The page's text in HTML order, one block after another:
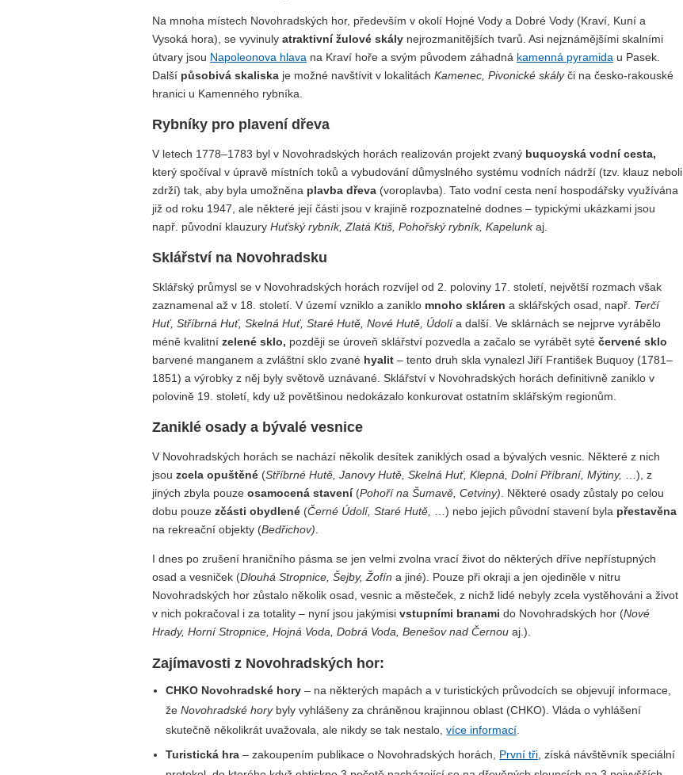
Na mnoha místech Novohradských hor, především v okolí Hojné Vody a Dobré Vody (Kraví, Kuní a
Vysoká hora), se vyvinuly atraktivní žulové skály nejrozmanitějších tvarů. Asi nejznámějšími skalními
útvary jsou Napoleonova hlava na Kraví hoře a svým původem záhadná kamenná pyramida u Pasek.
Další působivá skaliska je možné navštívit v lokalitách Kamenec, Pivonické skályči na česko-rakouské
hranici u Kamenného rybníka.
Rybníky pro plavení dřeva
V letech 1778–1783 byl v Novohradských horách realizován projekt zvaný buquoyská vodní cesta,
který spočíval v úpravě místních toků a vybudování důmyslného systému vodních nádrží (tzv. klauz neboli
zdrží) tak, aby byla umožněna plavba dřeva (voroplavba). Tato vodní cesta není hospodářsky využívána
již od roku 1947, ale některé její části jsou v krajině rozpoznatelné dodnes – typickými ukázkami jsou
např. původní klauzury Huťský rybník, Zlatá Ktiš, Pohořský rybník, Kapelunkaj.
Sklářství na Novohradsku
Sklářský průmysl se v Novohradských horách rozvíjel od 2. poloviny 17. století, největší rozmach však
zaznamenal až v 18. století. V území vzniklo a zaniklo mnoho skláren a sklářských osad, např. Terčí
Huť, Stříbrná Huť, Skelná Huť, Staré Hutě, Nové Hutě, Údolía další. Ve sklárnách se nejprve vyrábělo
méně kvalitní zelené sklo, později se úroveň sklářství pozvedla a začalo se vyrábět syté červené sklo
barvené manganem a zvláštní sklo zvané hyalit – tento druh skla vynalezl Jiří František Buquoy (1781–
1851) a výrobky z něj byly světově uznávané. Sklářství v Novohradských horách definitivně zaniklo v
polovině 19. století, kdy už povětšinou nedokázalo konkurovat ostatním sklářským regionům.
Zaniklé osady a bývalé vesnice
V Novohradských horách se nachází několik desítek zaniklých osad a bývalých vesnic. Některé z nich
jsou zcela opuštěné (Stříbrné Hutě, Janovy Hutě, Skelná Huť, Klepná, Dolní Příbraní, Mýtiny,
…), z
jiných zbyla pouze osamocená stavení(Pohoří na Šumavě, Cetviny) . Některé osady zůstaly po celou
dobu pouze zčásti obydlené (Černé Údolí, Staré Hutě, …) nebo jejich původní stavení byla přestavěna
na rekreační objekty (Bedřichov)
I dnes po zrušení hraničního pásma se jen velmi zvolna vrací život do některých dříve nepřístupných
osad a vesniček (Dlouhá Stropnice, Šejby, Žofín a jiné). Pouze při okraji a jen ojediněle v nitru
Novohradských hor zůstalo několik osad, vesnic a městeček, z nichž lidé nebyly zcela vystěhováni a život
v nich pokračoval i za totality – nyní jsou jakýmisi vstupními branami do Novohradských hor (Nové
Hrady, Horní Stropnice, Hojná Voda, Dobrá Voda, Benešov nad Černou aj.).
Zajímavosti z Novohradských hor:
CHKO Novohradské hory – na některých mapách a v turistických průvodcích se objevují informace,
žeNovohradské horybyly vyhlášeny za chráněnou krajinnou oblast (CHKO). Vláda o vyhlášení
skutečně několikrát uvažovala, ale nikdy se tak nestalo,více informací.
Turistická hra – zakoupením publikace o Novohradských horách, První tři , získá návštěvník speciální